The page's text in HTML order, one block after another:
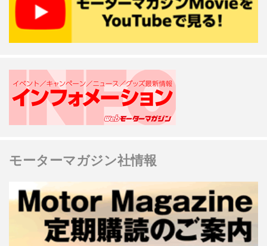
モーターマガジン社情報